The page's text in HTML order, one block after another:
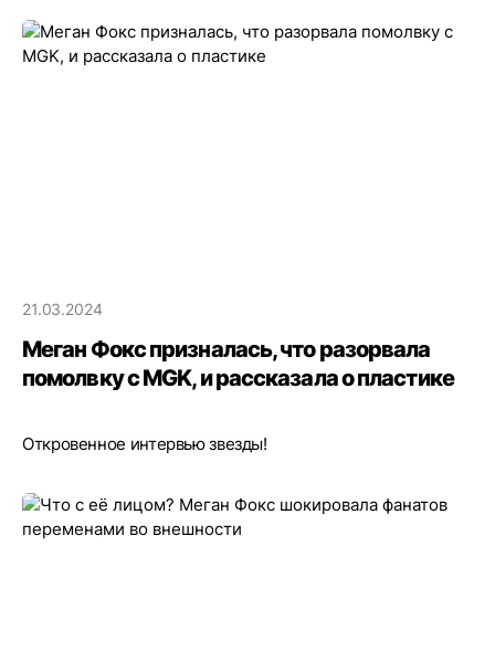
21.03.2024
Меган Фокс призналась, что разорвала
помолвку с MGK, и рассказала о пластике
Откровенное интервью звезды!